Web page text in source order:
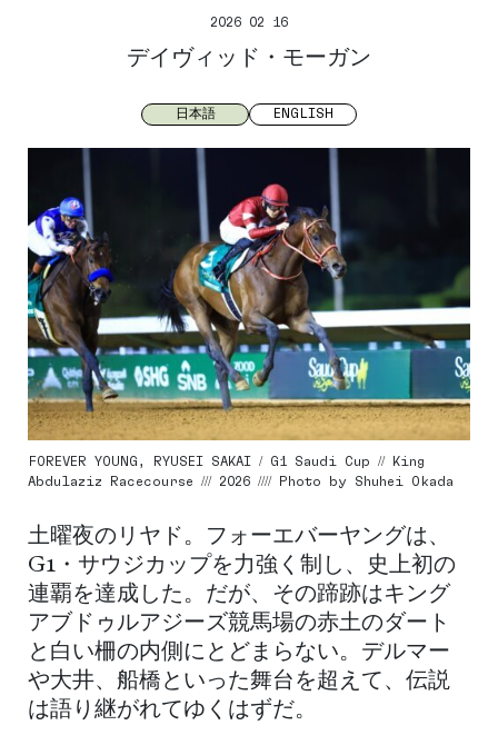
2026 02 16
デイヴィッド・モーガン
日本語 ENGLISH
FOREVER YOUNG, RYUSEI SAKAI / G1 Saudi Cup // King
Abdulaziz Racecourse /// 2026 //// Photo by Shuhei Okada
土曜夜のリヤド。フォーエバーヤングは、
G1・サウジカップを力強く制し、史上初の
連覇を達成した。だが、その蹄跡はキング
アブドゥルアジーズ競馬場の赤土のダート
と白い柵の内側にとどまらない。デルマー
や大井、船橋といった舞台を超えて、伝説
は語り継がれてゆくはずだ。